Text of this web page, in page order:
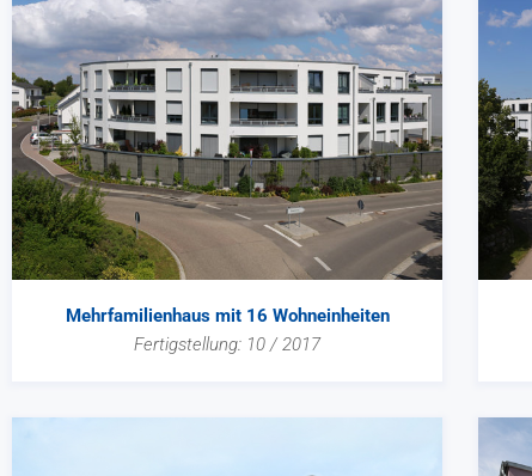
Mehrfamilienhaus mit 16 Wohneinheiten
Fertigstellung: 10 / 2017